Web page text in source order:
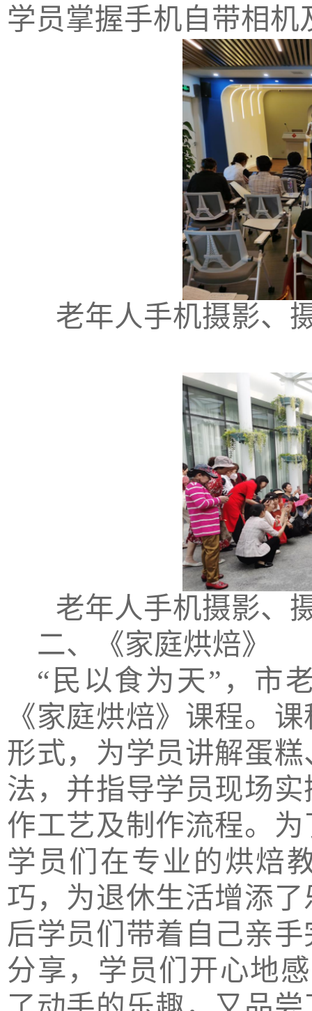
学员掌握手机自带相
老年人手机摄影、
老年人手机摄影、
二、 《家庭烘焙》
“民以食为天”，市
《家庭烘焙》课程。
形式，为学员讲解蛋
法，并指导学员现场
作工艺及制作流程。
学员们在专业的烘焙
巧，为退休生活增添
后学员们带着自己亲
分享，学员们开心地